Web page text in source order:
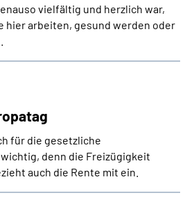
vielfältig und herzlich war,
hier arbeiten, gesund werden oder
für die gesetzliche
denn die Freizügigkeit
auch die Rente mit ein.